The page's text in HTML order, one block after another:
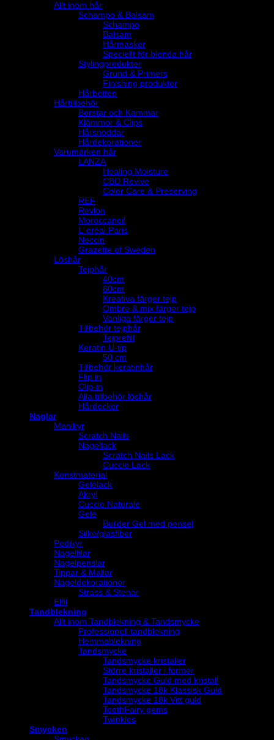
Allt inom hår
Schampo & Balsam
Schampo
Balsam
Hårmasker
Speciellt för blonda hår
Stylingprodukter
Grund & Primers
Finishing produkter
Hårbotten
Hårtillbehör
Borstar och Kammar
Klämmor & Clips
Hårsnoddar
Hårdekorationer
Varumärken hår
LANZA
Healing Moisture
CBD Revive
Color Care & Preserving
REF
Revlon
Moroccanoil
L´oréal Paris
Neccin
Grazette of Sweden
Löshår
Tejphår
40cm
60cm
Kreativa färger tejp
Ombre & mix färger tejp
Vanliga färger tejp
Tillbehör tejphår
Tejprefill
Keratin U-tip
50 cm
Tillbehör keratinhår
Flip in
Clip-in
Alla tillbehör löshår
Hårdockor
Naglar
Manikyr
Scratch Nails
Nagellack
Scratch Nails Lack
Cuccio Lack
Konstmaterial
Gelélack
Akryl
Cuccio Naturale
Gelé
Builder Gel med pensel
Silke/glasfiber
Pedikyr
Nagelfilar
Nagelpenslar
Tippar & Mallar
Nageldekorationer
Strass & Stenar
Elfil
Tandblekning
Allt inom Tandblekning & Tandsmycke
Professionell tandblekning
Hemmablekning
Tandsmycke
Tandsmycke kristaller
Större kristaller i former
Tandsmycke Guld med kristall
Tandsmycke 18k Klassisk Guld
Tandsmycke 18k Vitt guld
ToothFairy gems
Twinkles
Smycken